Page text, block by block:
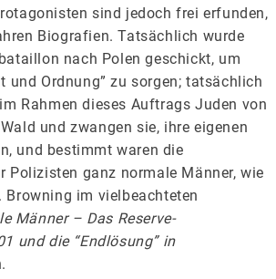
sind jedoch frei erfunden,
Biografien. Tatsächlich wurde
nach Polen geschickt, um
und Ordnung” zu sorgen; tatsächlich
Rahmen dieses Auftrags Juden von
und zwangen sie, ihre eigenen
und bestimmt waren die
Polizisten ganz normale Männer, wie
Browning im vielbeachteten
Männer – Das Reserve-
und die “Endlösung” in